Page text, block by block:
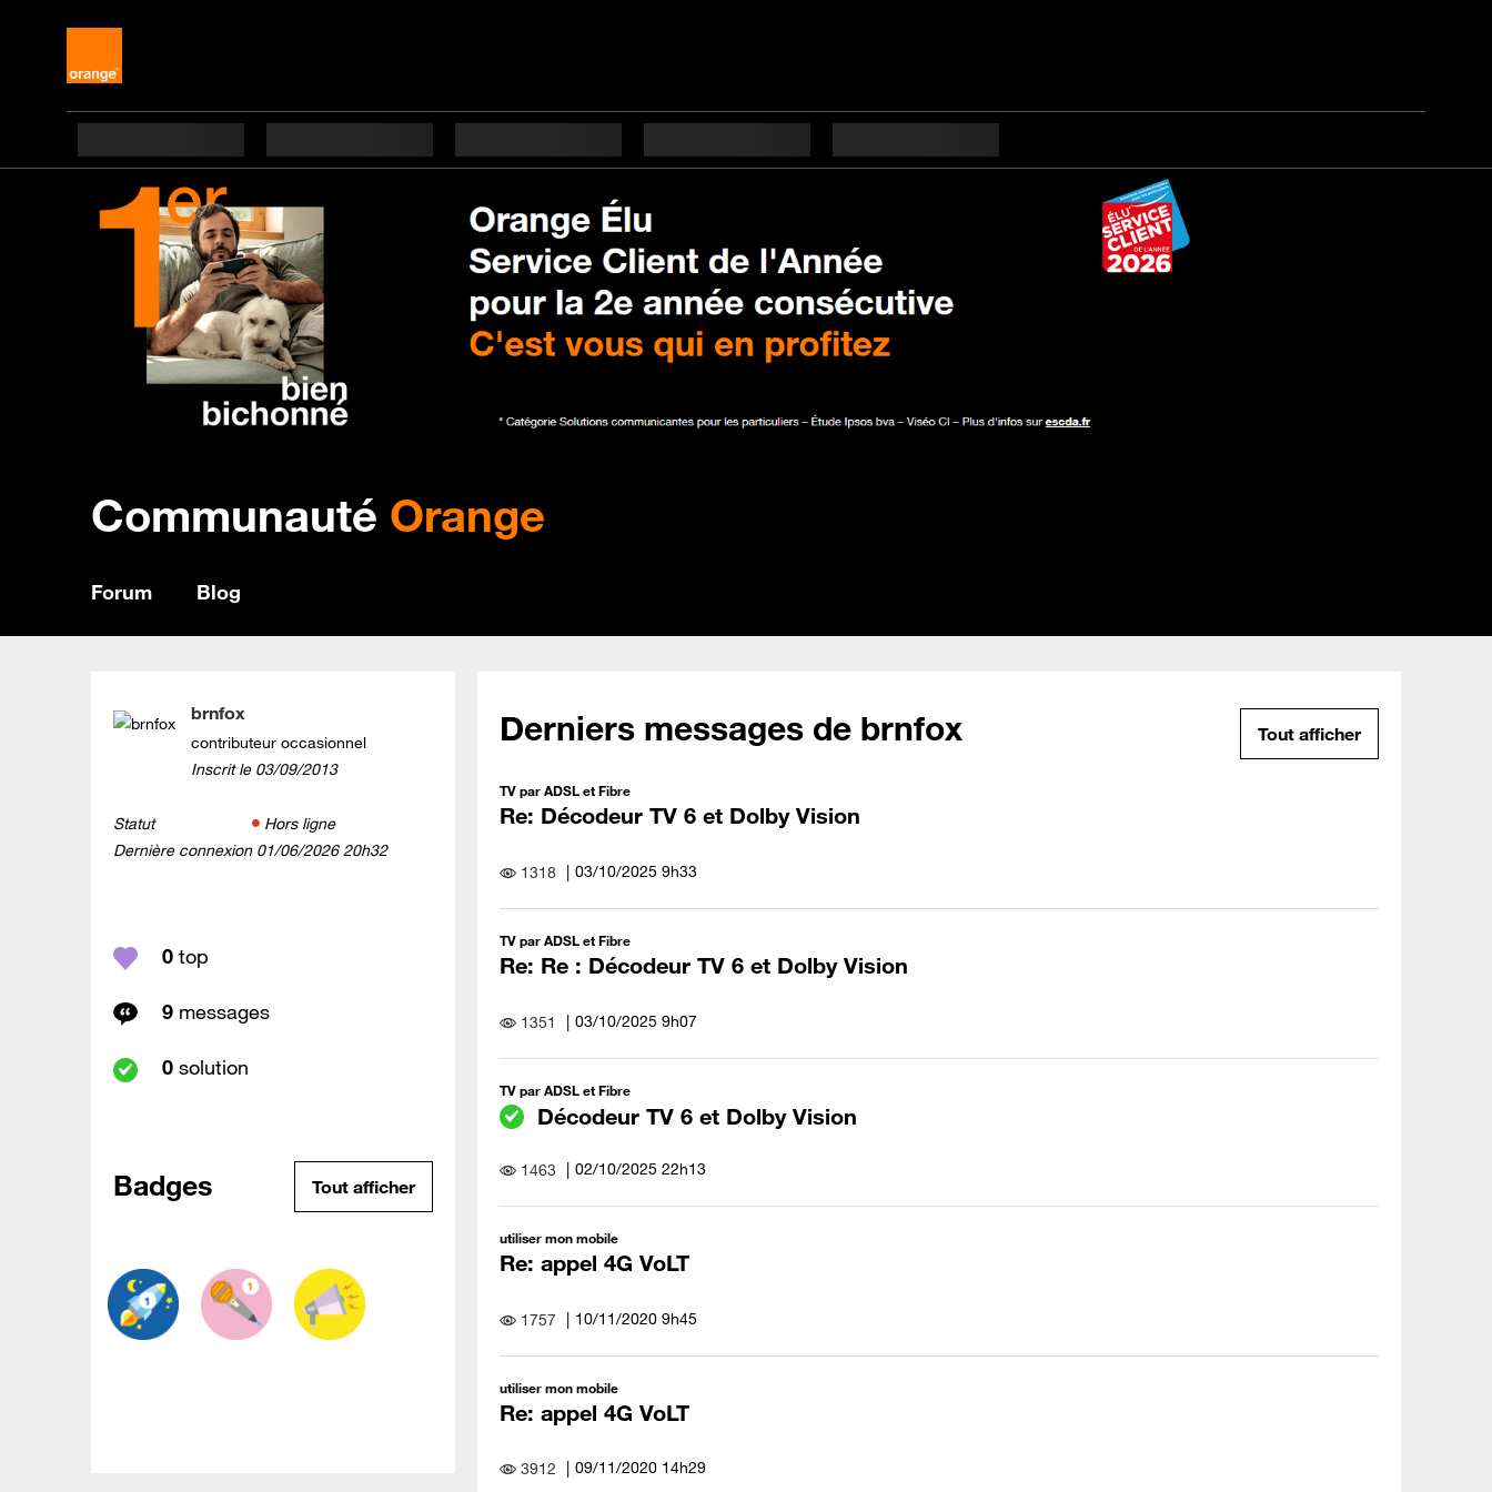
Communauté Orange
Forum Blog
brnfox
contributeur occasionnel
Inscrit le ‎03/09/2013
Statut
Hors ligne
Dernière connexion ‎01/06/2026 20h32
0 top
9 messages
0 solution
Badges Tout afficher
Derniers messages de brnfox Tout afficher
TV par ADSL et Fibre
Re: Décodeur TV 6 et Dolby Vision
1318 ‎03/10/2025 9h33
TV par ADSL et Fibre
Re: Re : Décodeur TV 6 et Dolby Vision
1351 ‎03/10/2025 9h07
TV par ADSL et Fibre
Décodeur TV 6 et Dolby Vision
1463 ‎02/10/2025 22h13
utiliser mon mobile
Re: appel 4G VoLT
1757 ‎10/11/2020 9h45
utiliser mon mobile
Re: appel 4G VoLT
3912 ‎09/11/2020 14h29